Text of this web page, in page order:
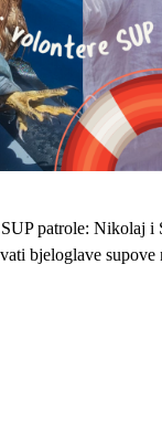
patrole: Nikolaj i
bjeloglave supove